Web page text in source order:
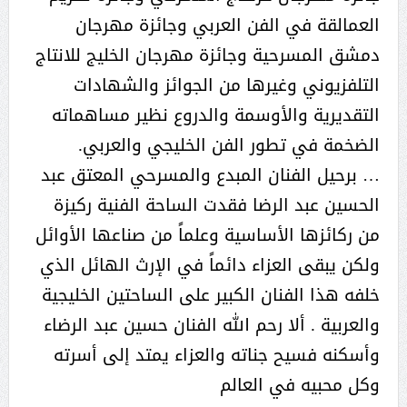
العمالقة في الفن العربي وجائزة مهرجان
دمشق المسرحية وجائزة مهرجان الخليج للانتاج
التلفزيوني وغيرها من الجوائز والشهادات
التقديرية والأوسمة والدروع نظير مساهماته
الضخمة في تطور الفن الخليجي والعربي.
… برحيل الفنان المبدع والمسرحي المعتق عبد
الحسين عبد الرضا فقدت الساحة الفنية ركيزة
من ركائزها الأساسية وعلماً من صناعها الأوائل
ولكن يبقى العزاء دائماً في الإرث الهائل الذي
خلفه هذا الفنان الكبير على الساحتين الخليجية
والعربية . ألا رحم الله الفنان حسين عبد الرضاء
وأسكنه فسيح جناته والعزاء يمتد إلى أسرته
وكل محبيه في العالم